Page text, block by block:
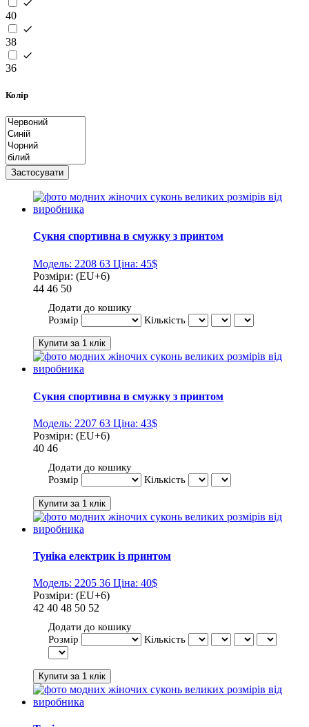
40
38
36
Колір
Сукня спортивна в смужку з принтом
Модель: 2208 63 Ціна: 45$
Розміри: (EU+6)
44 46 50
Додати до кошику
Розмір
Кількість
Сукня спортивна в смужку з принтом
Модель: 2207 63 Ціна: 43$
Розміри: (EU+6)
40 46
Додати до кошику
Розмір
Кількість
Туніка електрик із принтом
Модель: 2205 36 Ціна: 40$
Розміри: (EU+6)
42 40 48 50 52
Додати до кошику
Розмір
Кількість